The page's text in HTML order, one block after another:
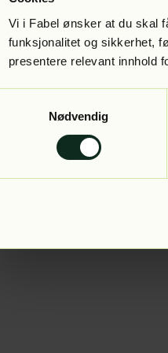
Vi i Fabel ønsker at du skal
funksjonalitet og sikkerhet,
presentere relevant innhold
Nødvendig
Application